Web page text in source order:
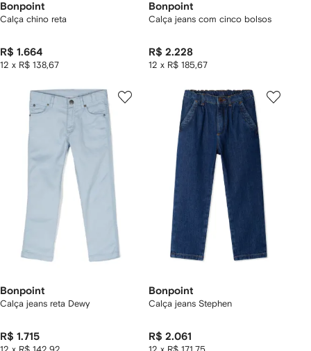
Bonpoint
Calça chino reta
R$ 1.664
12 x R$ 138,67
Bonpoint
Calça jeans com cinco bolsos
R$ 2.228
12 x R$ 185,67
Bonpoint
Calça jeans reta Dewy
R$ 1.715
Bonpoint
Calça jeans Stephen
R$ 2.061